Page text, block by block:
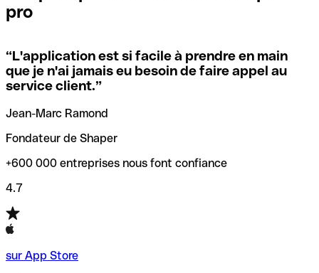
locales.
Si vous n'êtes pas sûr du code SWIFT que vous devriez
utiliser, nous avons développé un outil de recherche de
codes SWIFT par nom de banque.
vérification/recherche de codes SWIFT. Ainsi, vous pouvez
trouver et vérifier vos codes SWIFT avant de réaliser vos
transferts d’argent.
pro
“L'application est si facile à prendre en main
que je n'ai jamais eu besoin de faire appel au
service client.”
Jean-Marc Ramond
Fondateur de Shaper
+600 000 entreprises nous font confiance
4.7
sur App Store